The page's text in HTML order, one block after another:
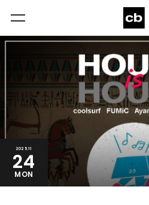
2025.11
24
MON